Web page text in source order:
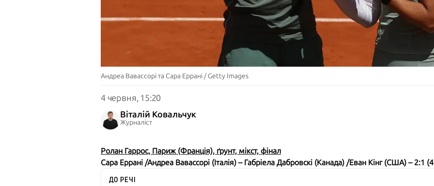
Андреа Вавассорі та Сара Еррані / Getty Images
4 червня, 15:20
Віталій Ковальчук
Журналіст
Ролан Гаррос, Париж (Франція), ґрунт, мікст, фінал
Сара Еррані /Андреа Вавассорі (Італія) – Габріела Дабровскі (Канада) /Еван Кінг (США) – 2:1
ДО РЕЧІ